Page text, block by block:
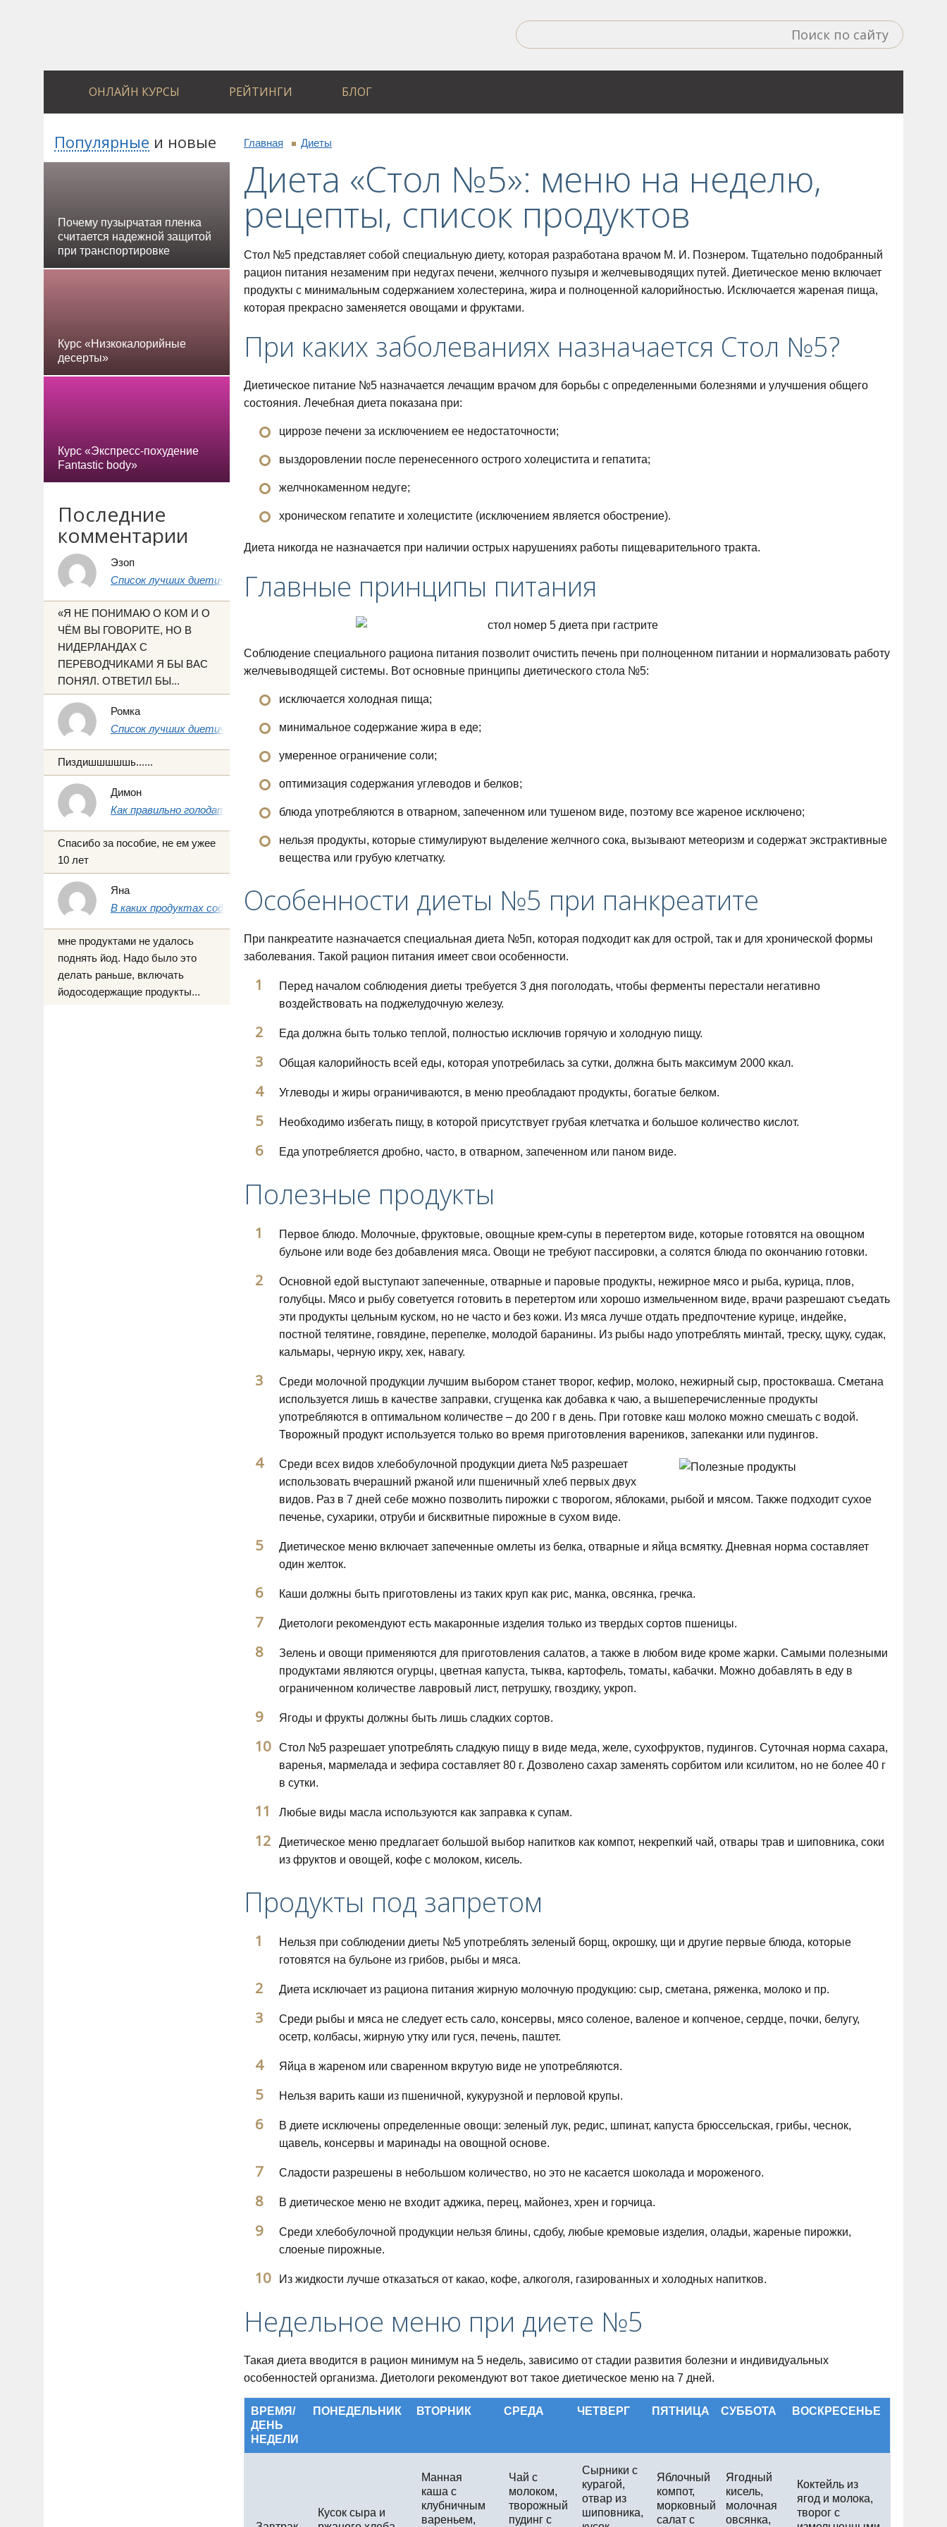
ОНЛАЙН КУРСЫ РЕЙТИНГИ БЛОГ
Главная Диеты
Диета «Стол №5»: меню на неделю,
рецепты, список продуктов
Стол №5 представляет собой специальную диету, которая разработана врачом М. И. Познером. Тщательно подобранный
рацион питания незаменим при недугах печени, желчного пузыря и желчевыводящих путей. Диетическое меню включает
продукты с минимальным содержанием холестерина, жира и полноценной калорийностью. Исключается жареная пища,
которая прекрасно заменяется овощами и фруктами.
При каких заболеваниях назначается Стол №5?
Диетическое питание №5 назначается лечащим врачом для борьбы с определенными болезнями и улучшения общего
состояния. Лечебная диета показана при:
циррозе печени за исключением ее недостаточности;
выздоровлении после перенесенного острого холецистита и гепатита;
желчнокаменном недуге;
хроническом гепатите и холецистите (исключением является обострение).
Диета никогда не назначается при наличии острых нарушениях работы пищеварительного тракта.
Главные принципы питания
Соблюдение специального рациона питания позволит очистить печень при полноценном питании и нормализовать работу
желчевыводящей системы. Вот основные принципы диетического стола №5:
исключается холодная пища;
минимальное содержание жира в еде;
умеренное ограничение соли;
оптимизация содержания углеводов и белков;
блюда употребляются в отварном, запеченном или тушеном виде, поэтому все жареное исключено;
нельзя продукты, которые стимулируют выделение желчного сока, вызывают метеоризм и содержат экстрактивные
вещества или грубую клетчатку.
Особенности диеты №5 при панкреатите
При панкреатите назначается специальная диета №5п, которая подходит как для острой, так и для хронической формы
заболевания. Такой рацион питания имеет свои особенности.
Перед началом соблюдения диеты требуется 3 дня поголодать, чтобы ферменты перестали негативно
воздействовать на поджелудочную железу.
Еда должна быть только теплой, полностью исключив горячую и холодную пищу.
Общая калорийность всей еды, которая употребилась за сутки, должна быть максимум 2000 ккал.
Углеводы и жиры ограничиваются, в меню преобладают продукты, богатые белком.
Необходимо избегать пищу, в которой присутствует грубая клетчатка и большое количество кислот.
Еда употребляется дробно, часто, в отварном, запеченном или паном виде.
Полезные продукты
Первое блюдо. Молочные, фруктовые, овощные крем-супы в перетертом виде, которые готовятся на овощном
бульоне или воде без добавления мяса. Овощи не требуют пассировки, а солятся блюда по окончанию готовки.
Основной едой выступают запеченные, отварные и паровые продукты, нежирное мясо и рыба, курица, плов,
голубцы. Мясо и рыбу советуется готовить в перетертом или хорошо измельченном виде, врачи разрешают съедать
эти продукты цельным куском, но не часто и без кожи. Из мяса лучше отдать предпочтение курице, индейке,
постной телятине, говядине, перепелке, молодой баранины. Из рыбы надо употреблять минтай, треску, щуку, судак,
кальмары, черную икру, хек, навагу.
Среди молочной продукции лучшим выбором станет творог, кефир, молоко, нежирный сыр, простокваша. Сметана
используется лишь в качестве заправки, сгущенка как добавка к чаю, а вышеперечисленные продукты
употребляются в оптимальном количестве – до 200 г в день. При готовке каш молоко можно смешать с водой.
Творожный продукт используется только во время приготовления вареников, запеканки или пудингов.
Среди всех видов хлебобулочной продукции диета №5 разрешает
использовать вчерашний ржаной или пшеничный хлеб первых двух
видов. Раз в 7 дней себе можно позволить пирожки с творогом, яблоками, рыбой и мясом. Также подходит сухое
печенье, сухарики, отруби и бисквитные пирожные в сухом виде.
Диетическое меню включает запеченные омлеты из белка, отварные и яйца всмятку. Дневная норма составляет
один желток.
Каши должны быть приготовлены из таких круп как рис, манка, овсянка, гречка.
Диетологи рекомендуют есть макаронные изделия только из твердых сортов пшеницы.
Зелень и овощи применяются для приготовления салатов, а также в любом виде кроме жарки. Самыми полезными
продуктами являются огурцы, цветная капуста, тыква, картофель, томаты, кабачки. Можно добавлять в еду в
ограниченном количестве лавровый лист, петрушку, гвоздику, укроп.
Ягоды и фрукты должны быть лишь сладких сортов.
Стол №5 разрешает употреблять сладкую пищу в виде меда, желе, сухофруктов, пудингов. Суточная норма сахара,
варенья, мармелада и зефира составляет 80 г. Дозволено сахар заменять сорбитом или ксилитом, но не более 40 г
в сутки.
Любые виды масла используются как заправка к супам.
Диетическое меню предлагает большой выбор напитков как компот, некрепкий чай, отвары трав и шиповника, соки
из фруктов и овощей, кофе с молоком, кисель.
Продукты под запретом
Нельзя при соблюдении диеты №5 употреблять зеленый борщ, окрошку, щи и другие первые блюда, которые
готовятся на бульоне из грибов, рыбы и мяса.
Диета исключает из рациона питания жирную молочную продукцию: сыр, сметана, ряженка, молоко и пр.
Среди рыбы и мяса не следует есть сало, консервы, мясо соленое, валеное и копченое, сердце, почки, белугу,
осетр, колбасы, жирную утку или гуся, печень, паштет.
Яйца в жареном или сваренном вкрутую виде не употребляются.
Нельзя варить каши из пшеничной, кукурузной и перловой крупы.
В диете исключены определенные овощи: зеленый лук, редис, шпинат, капуста брюссельская, грибы, чеснок,
щавель, консервы и маринады на овощной основе.
Сладости разрешены в небольшом количество, но это не касается шоколада и мороженого.
В диетическое меню не входит аджика, перец, майонез, хрен и горчица.
Среди хлебобулочной продукции нельзя блины, сдобу, любые кремовые изделия, оладьи, жареные пирожки,
слоеные пирожные.
Из жидкости лучше отказаться от какао, кофе, алкоголя, газированных и холодных напитков.
Недельное меню при диете №5
Такая диета вводится в рацион минимум на 5 недель, зависимо от стадии развития болезни и индивидуальных
особенностей организма. Диетологи рекомендуют вот такое диетическое меню на 7 дней.
ВРЕМЯ/
ДЕНЬ
НЕДЕЛИ
ПОНЕДЕЛЬНИК ВТОРНИК СРЕДА ЧЕТВЕРГ ПЯТНИЦА СУББОТА ВОСКРЕСЕНЬЕ
Кусок сыра и
Манная
каша с
клубничным
вареньем,
Чай с
молоком,
творожный
пудинг с
Сырники с
курагой,
отвар из
шиповника,
Яблочный
компот,
морковный
салат с
Ягодный
кисель,
молочная
овсянка,
Коктейль из
ягод и молока,
творог с
Популярные и новые
Почему пузырчатая пленка
считается надежной защитой
при транспортировке
Курс «Низкокалорийные
десерты»
Курс «Экспресс-похудение
Fantastic body»
Последние
комментарии
Эзоп
Список лучших диетических продуктов питания для похудения
«Я НЕ ПОНИМАЮ О КОМ И О
ЧЁМ ВЫ ГОВОРИТЕ, НО В
НИДЕРЛАНДАХ С
ПЕРЕВОДЧИКАМИ Я БЫ ВАС
ПОНЯЛ. ОТВЕТИЛ БЫ...
Ромка
Список лучших диетических продуктов питания для похудения
Пиздишшшшшь......
Димон
Как правильно голодать на воде 1, 3 и 7 дней
Спасибо за пособие, не ем ужее
10 лет
Яна
В каких продуктах содержится йод: полный список и таблица
мне продуктами не удалось
поднять йод. Надо было это
делать раньше, включать
йодосодержащие продукты...